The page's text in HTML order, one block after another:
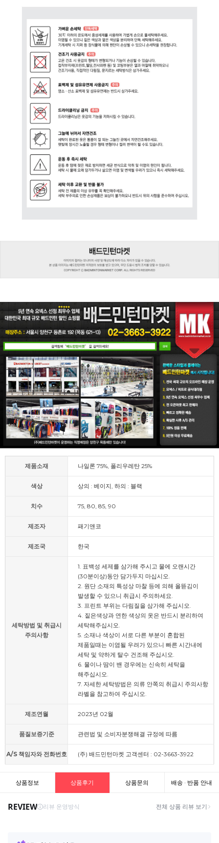
제품소재 나일론 75%, 폴리우레탄 25%
색상 상의 : 베이지, 하의 : 블랙
치수 75, 80, 85, 90
제조자 패기앤코
제조국 한국
세탁방법 및 취급시
주의사항
1. 표백성 세제를 삼가해 주시고 물에 오랜시간
(30분이상)동안 담가두지 마십시오.
2. 원단 소재의 특성상 마찰 등에 의해 올뜯김이
발생할 수 있으니 취급시 주의하세요.
3. 프린트 부위는 다림질을 삼가해 주십시오.
4. 짙은색상과 연한 색상의 옷은 반드시 분리하여
세탁해주십시오.
5. 소재나 색상이 서로 다른 부분이 혼합된
제품일때는 이염될 우려가 있으니 빠른 시간내에
세탁 및 약하게 탈수 건조해 주십시오.
6. 물이나 땀이 밴 경우에는 신속히 세탁을
해주십시오.
7. 자세한 세탁방법은 의류 안쪽의 취급시 주의사항
라벨을 참고하여 주십시오.
제조연월 2023년 02월
품질보증기준 관련법 및 소비자분쟁해결 규정에 따름
A/S 책임자와 전화번호 (주) 배드민턴마켓 고객센터 : 02-3663-3922
상품정보 상품후기 상품문의 배송 · 반품 안내